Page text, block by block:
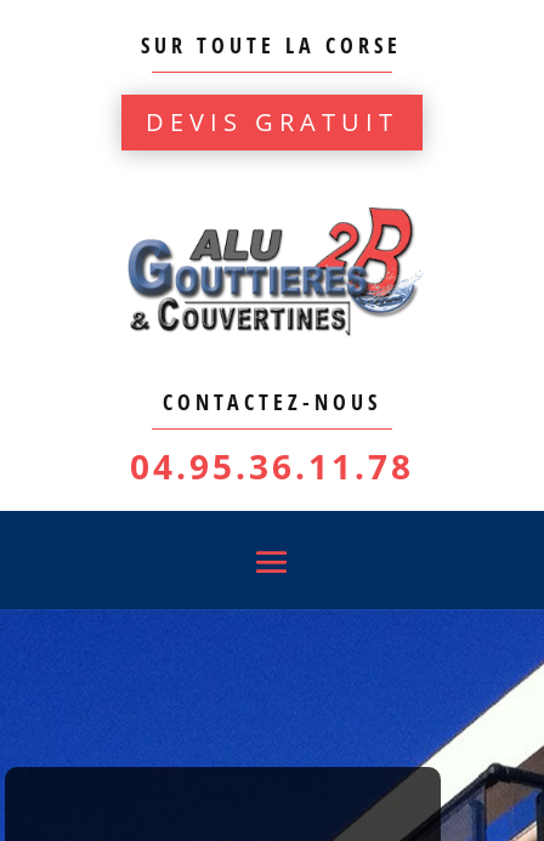
SUR TOUTE LA CORSE
DEVIS GRATUIT
CONTACTEZ-NOUS
04.95.36.11.78